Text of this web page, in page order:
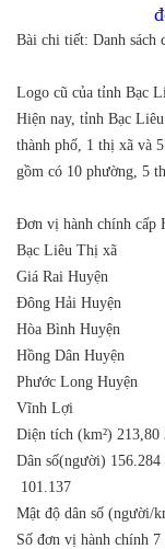
Bài chi tiết: Danh sách
Logo cũ của tỉnh Bạc
Hiện nay, tỉnh Bạc
thành phố, 1 thị xã và
gồm có 10 phường, 5
Ðơn vị hành chính cấp
Bạc Liêu Thị xã
Giá Rai Huyện
Đông Hải Huyện
Hòa Bình Huyện
Hồng Dân Huyện
Phước Long Huyện
Vĩnh Lợi
Diện tích (km²) 213,80
Dân số(người) 156.284
101.137
Mật độ dân số (người/
Số đơn vị hành chính 7